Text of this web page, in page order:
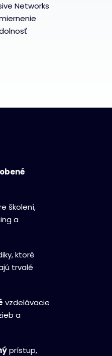
Networks
školení,
a
ktoré
trvalé
vzdelávacie
a
prístup,